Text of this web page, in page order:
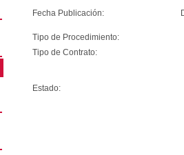
Fecha Publicación:
Tipo de Procedimiento:
Tipo de Contrato:
Estado: